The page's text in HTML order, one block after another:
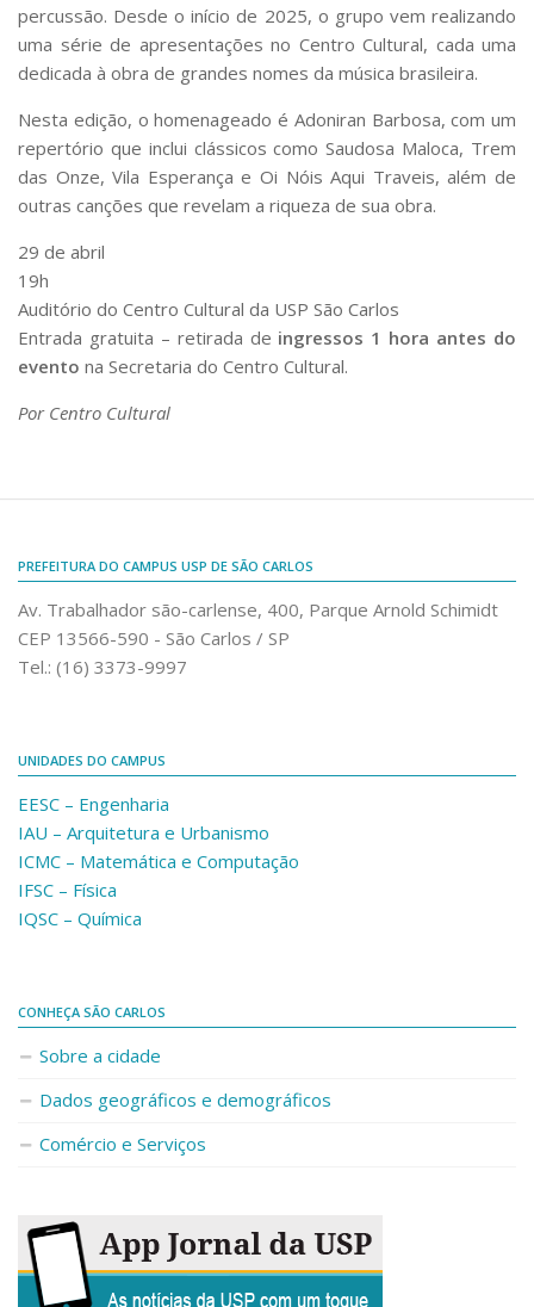
Ensino e Pesquisa
Sobre o Campus
Dirigentes
Notícias e Eventos
Informações para ingressantes
Fale Conosco
Telefones e E-mails
Enviar Mensagem
Ouvidoria do Campus
Urgências
percussão. Desde o início de 2025, o grupo vem realizando
uma série de apresentações no Centro Cultural, cada uma
dedicada à obra de grandes nomes da música brasileira.
Nesta edição, o homenageado é Adoniran Barbosa, com um
repertório que inclui clássicos como Saudosa Maloca, Trem
das Onze, Vila Esperança e Oi Nóis Aqui Traveis, além de
outras canções que revelam a riqueza de sua obra.
29 de abril
19h
Auditório do Centro Cultural da USP São Carlos
Entrada gratuita – retirada de ingressos 1 hora antes do
evento na Secretaria do Centro Cultural.
Por Centro Cultural
PREFEITURA DO CAMPUS USP DE SÃO CARLOS
Av. Trabalhador são-carlense, 400, Parque Arnold Schimidt
CEP 13566-590 - São Carlos / SP
Tel.: (16) 3373-9997
UNIDADES DO CAMPUS
EESC – Engenharia
IAU – Arquitetura e Urbanismo
ICMC – Matemática e Computação
IFSC – Física
IQSC – Química
CONHEÇA SÃO CARLOS
Sobre a cidade
Dados geográficos e demográficos
Comércio e Serviços